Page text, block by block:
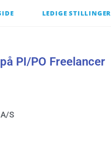
LEDIGE STILLINGER
PI/PO Freelancer
S